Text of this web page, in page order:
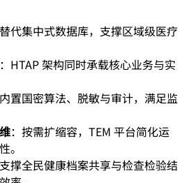
代集中式数据库，支撑区域级医疗
：HTAP 架构同时承载核心业务与实
置国密算法、脱敏与审计，满足监
：按需扩缩容，TEM 平台简化运
。
撑全⺠健康档案共享与检查检验结